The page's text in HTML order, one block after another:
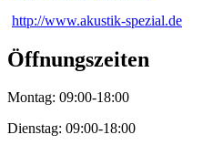
http://www.akustik-spezial.de
Öffnungszeiten
Montag: 09:00-18:00
Dienstag: 09:00-18:00